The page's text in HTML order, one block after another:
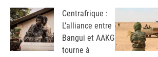
Centrafrique :
L’alliance entre
Bangui et AAKG
tourne à